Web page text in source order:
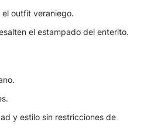
outfit veraniego.
el estampado del enterito.
y estilo sin restricciones de